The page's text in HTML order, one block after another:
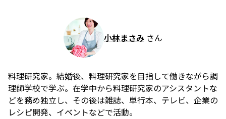
小林まさみ さん
料理研究家。結婚後、料理研究家を目指して働きながら調
理師学校で学ぶ。在学中から料理研究家のアシスタントな
どを務め独立し、その後は雑誌、単行本、テレビ、企業の
レシピ開発、イベントなどで活動。